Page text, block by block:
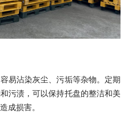
易沾染灰尘、污垢等杂物。定期
污渍，可以保持托盘的整洁和美
成损害。